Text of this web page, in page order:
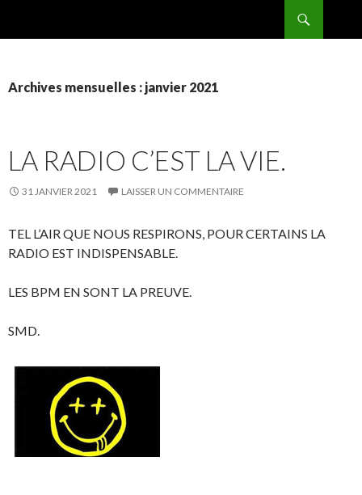
Archives mensuelles : janvier 2021
LA RADIO C’EST LA VIE.
31 JANVIER 2021 LAISSER UN COMMENTAIRE
TEL L’AIR QUE NOUS RESPIRONS, POUR CERTAINS LA
RADIO EST INDISPENSABLE.
LES BPM EN SONT LA PREUVE.
SMD.